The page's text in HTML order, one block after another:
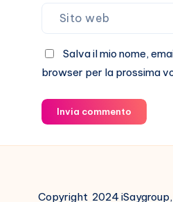
Salva il mio nome,
browser per la prossima
Invia commento
Copyright 2024